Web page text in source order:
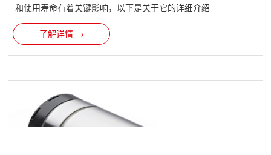
和使用寿命有着关键影响，以下是关于它的详细介绍
了解详情 →